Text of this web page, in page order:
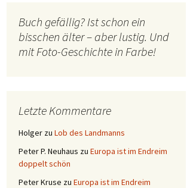
Buch gefällig? Ist schon ein
bisschen älter – aber lustig. Und
mit Foto-Geschichte in Farbe!
Letzte Kommentare
Holger zu Lob des Landmanns
Peter P. Neuhaus zu Europa ist im Endreim
doppelt schön
Peter Kruse zu Europa ist im Endreim